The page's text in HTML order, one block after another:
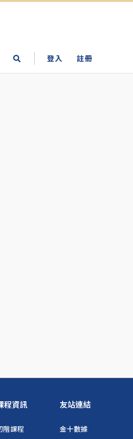
登入 註冊
程資訊
階課程
友站連結
金十數據